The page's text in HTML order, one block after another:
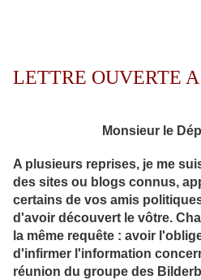
LETTRE OUVERTE
Monsieur le
A plusieurs reprises, je me
des sites ou blogs connus,
certains de vos amis
d'avoir découvert le vôtre.
la même requête : avoir
d'infirmer l'information
réunion du groupe des